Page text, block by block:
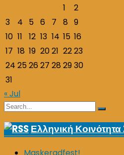
1
2
3
4 5 6 7 8 9
10 11 12 13 14 15 16
17 18 19 2021 2223
24 2526 27 28 2930
31
« Jul
Search
Search
Ελληνική
Maskeradfest!